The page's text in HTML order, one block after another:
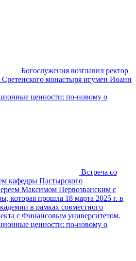
Богослужения возглавил ректор
монастыря игумен Иоанн
ценности: по-новому о
Встреча со
кафедры Пастырского
Максимом Первозванским с
которая прошла 18 марта 2025 г. в
в рамках совместного
с Финансовым университетом.
ценности: по-новому о